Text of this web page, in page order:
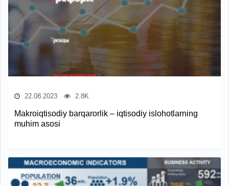
22.08.2023 2.8K
Makroiqtisodiy barqarorlik – iqtisodiy islohotlarning
muhim asosi